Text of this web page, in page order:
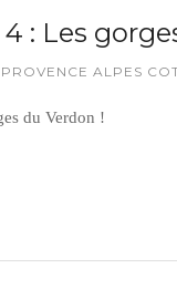
: Les
PROVENCE ALPES
du Verdon !